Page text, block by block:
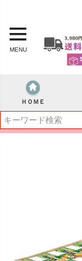
MENU
ＨＯＭＥ